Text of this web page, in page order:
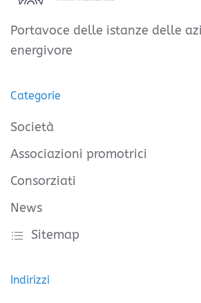
Portavoce delle istanze delle
energivore
Categorie
Società
Associazioni promotrici
Consorziati
News
Sitemap
Indirizzi